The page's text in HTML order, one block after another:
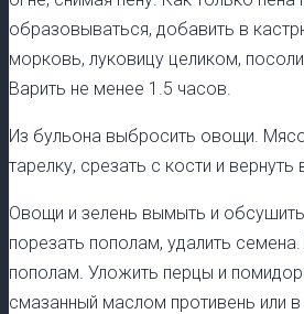
образовываться, добавить в
морковь, луковицу целиком,
Варить не менее 1.5 часов.
Из бульона выбросить овощи.
тарелку, срезать с кости и вернуть
Овощи и зелень вымыть и
порезать пополам, удалить
пополам. Уложить перцы и
смазанный маслом противень или